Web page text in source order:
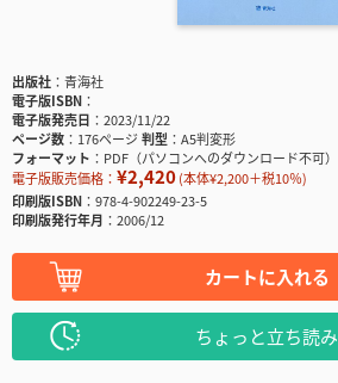
出版社
青海社
電子版ISBN
電子版発売日
2023/11/22
ページ数
176ページ判型
A5判変形
フォーマット
PDF（パソコンへのダウンロード不可）
電子版販売価格： ¥2,420(本体¥2,200＋税10％)
印刷版ISBN
978-4-902249-23-5
印刷版発行年月
2006/12
カートに入れる
ちょっと立ち読み